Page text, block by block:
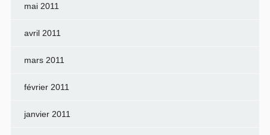
mai 2011
avril 2011
mars 2011
février 2011
janvier 2011